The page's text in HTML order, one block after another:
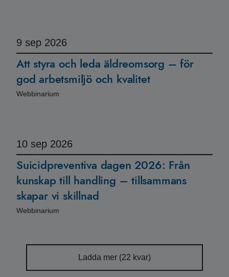
9 sep 2026
Att styra och leda äldreomsorg – för
god arbetsmiljö och kvalitet
Webbinarium
10 sep 2026
Suicidpreventiva dagen 2026: Från
kunskap till handling – tillsammans
skapar vi skillnad
Webbinarium
Ladda mer (22 kvar)